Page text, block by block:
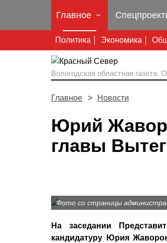
Главное
Политика Экономика
Вологодская областная газета.
Главное Новости
Юрий
главы
Фото со страницы
На заседании
кандидатуру Юрия